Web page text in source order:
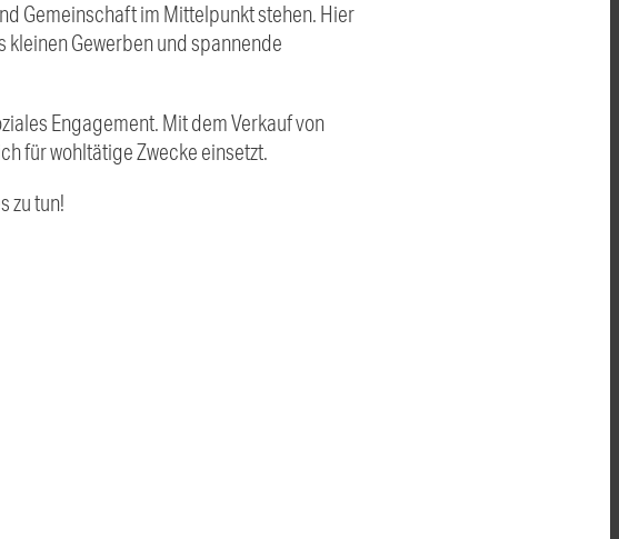
Gemeinschaft im Mittelpunkt stehen. Hier
Gewerben und spannende
Engagement. Mit dem Verkauf von
für wohltätige Zwecke einsetzt.
zu tun!